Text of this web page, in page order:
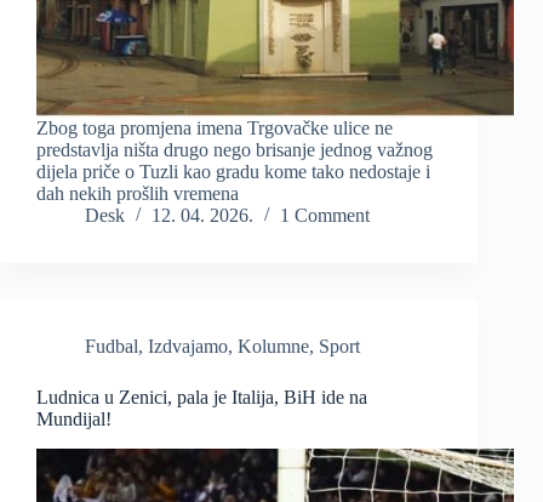
Zbog toga promjena imena Trgovačke ulice ne
predstavlja ništa drugo nego brisanje jednog važnog
dijela priče o Tuzli kao gradu kome tako nedostaje i
dah nekih prošlih vremena
Desk
12. 04. 2026. 1 Comment
Fudbal, Izdvajamo, Kolumne, Sport
Ludnica u Zenici, pala je Italija, BiH ide na
Mundijal!